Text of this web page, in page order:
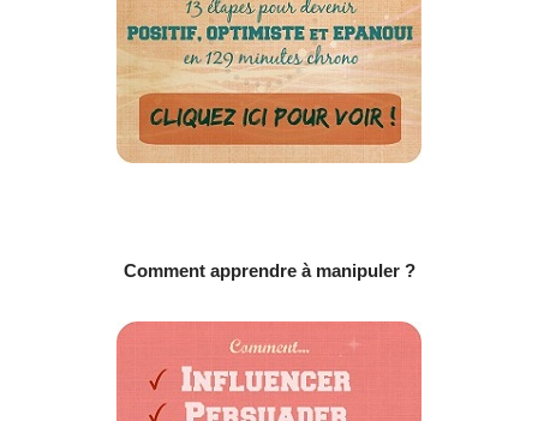
Comment apprendre à manipuler ?